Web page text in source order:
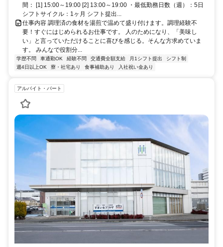
間： [1] 15:00～19:00 [2] 13:00～19:00 ・最低勤務日数（週）：5日
シフトサイクル：1ヶ月 シフト提出...
仕事内容 調理済の食材を湯煎で温めて盛り付けます。調理経験不
要！すぐにはじめられるお仕事です。 人のためになり、「美味し
い」と言っていただけることに喜びを感じる。そんな方求めていま
す。 みんなで役割分...
学歴不問 車通勤OK 経験不問 交通費全額支給 月1シフト提出
シフト制
週4日以上OK
寮・社宅あり 食事補助あり 入社祝い金あり
アルバイト・パート